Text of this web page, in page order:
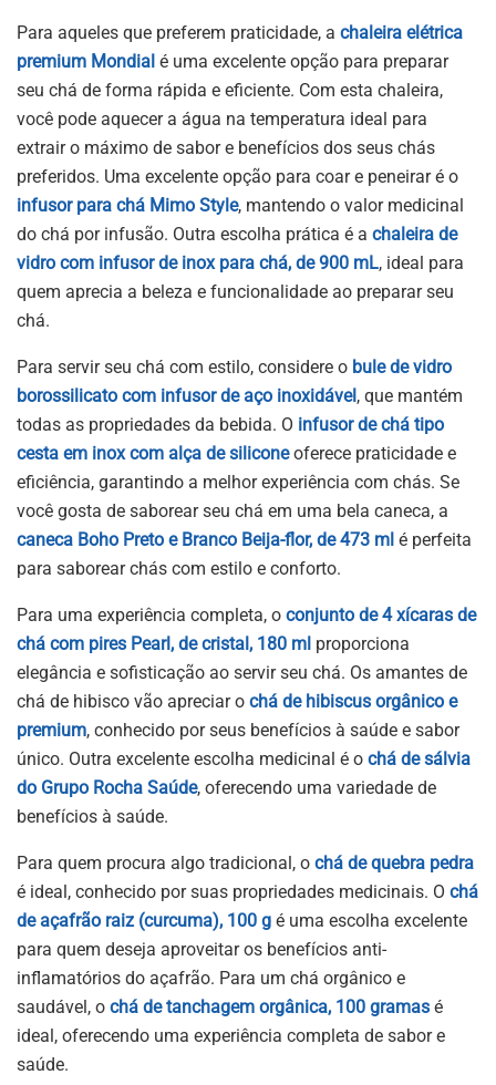
Para aqueles que preferem praticidade, a chaleira elétrica
premium Mondial é uma excelente opção para preparar
seu chá de forma rápida e eficiente. Com esta chaleira,
você pode aquecer a água na temperatura ideal para
extrair o máximo de sabor e benefícios dos seus chás
preferidos. Uma excelente opção para coar e peneirar é o
infusor para chá Mimo Style, mantendo o valor medicinal
do chá por infusão. Outra escolha prática é a chaleira de
vidro com infusor de inox para chá, de 900 mL, ideal para
quem aprecia a beleza e funcionalidade ao preparar seu
chá.
Para servir seu chá com estilo, considere o bule de vidro
borossilicato com infusor de aço inoxidável, que mantém
todas as propriedades da bebida. O infusor de chá tipo
cesta em inox com alça de siliconeoferece praticidade e
eficiência, garantindo a melhor experiência com chás. Se
você gosta de saborear seu chá em uma bela caneca, a
caneca Boho Preto e Branco Beija-flor, de 473 ml é perfeita
para saborear chás com estilo e conforto.
Para uma experiência completa, o conjunto de 4 xícaras de
chá com pires Pearl, de cristal, 180 ml proporciona
elegância e sofisticação ao servir seu chá. Os amantes de
chá de hibisco vão apreciar o chá de hibiscus orgânico e
premium, conhecido por seus benefícios à saúde e sabor
único. Outra excelente escolha medicinal é o chá de sálvia
do Grupo Rocha Saúde, oferecendo uma variedade de
benefícios à saúde.
Para quem procura algo tradicional, o chá de quebra pedra
é ideal, conhecido por suas propriedades medicinais. O chá
de açafrão raiz (curcuma), 100 g é uma escolha excelente
para quem deseja aproveitar os benefícios anti-
inflamatórios do açafrão. Para um chá orgânico e
saudável, o chá de tanchagem orgânica, 100 gramas é
ideal, oferecendo uma experiência completa de sabor e
saúde.